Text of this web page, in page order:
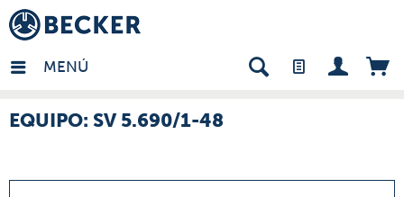
MENÚ
- ES
EQUIPO: SV 5.690/1-48